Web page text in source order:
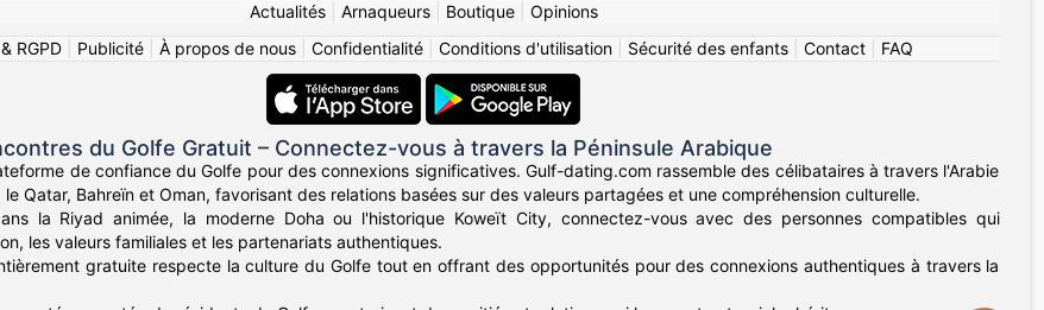
Actualités| Arnaqueurs| Boutique| Opinions
RGPD| Publicité| À propos de nous| Confidentialité| Conditions d'utilisation| Sécurité des enfants| Contact| FAQ
du Golfe Gratuit – Connectez-vous à travers la Péninsule Arabique
de confiance du Golfe pour des connexions significatives. Gulf-dating.com rassemble des célibataires à travers l'Arabie
le Qatar, Bahreïn et Oman, favorisant des relations basées sur des valeurs partagées et une compréhension culturelle.
la Riyad animée, la moderne Doha ou l'historique Koweït City, connectez-vous avec des personnes compatibles qui
les valeurs familiales et les partenariats authentiques.
gratuite respecte la culture du Golfe tout en offrant des opportunités pour des connexions authentiques à travers la